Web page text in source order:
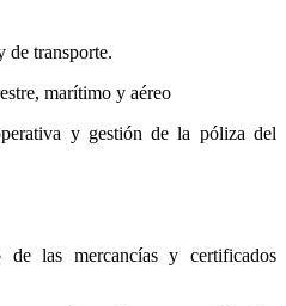
de transporte.
marítimo y aéreo
y gestión de la póliza del
de las mercancías y certificados